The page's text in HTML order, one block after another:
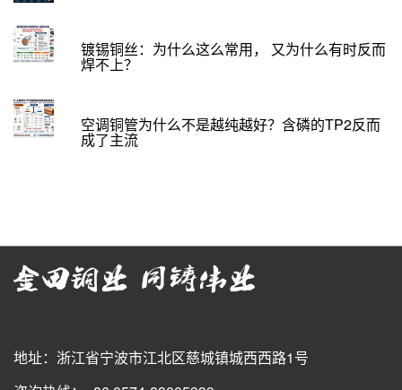
镀锡铜丝：为什么这么常用， 又为什么有时反而
焊不上？
空调铜管为什么不是越纯越好？含磷的TP2反而
成了主流
地址：浙江省宁波市江北区慈城镇城西西路1号